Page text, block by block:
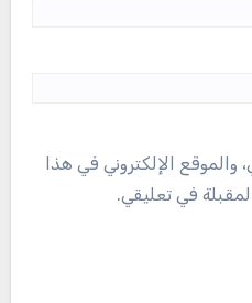
والموقع الإلكتروني في هذا
في تعليقي.